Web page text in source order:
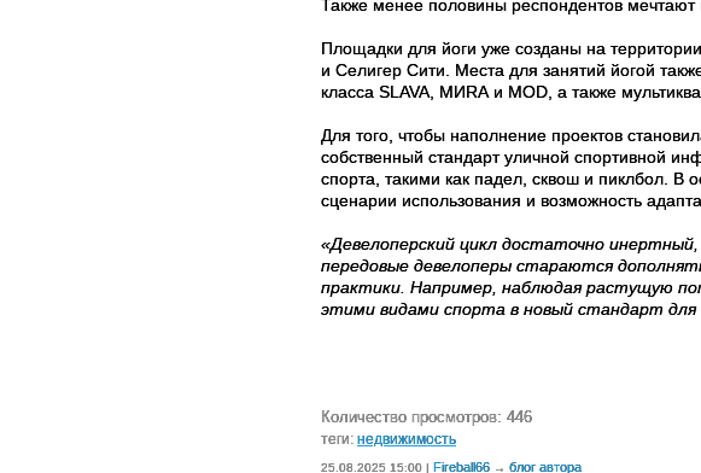
Также менее половины респондентов
Площадки для йоги уже созданы на
и Селигер Сити. Места для занятий йогой
класса SLAVA, МИRА и MOD, а также
Для того, чтобы наполнение проектов
собственный стандарт уличной спортивной
спорта, такими как падел, сквош и пиклбол. В
сценарии использования и возможность
«Девелоперский цикл достаточно
передовые девелоперы стараются
практики. Например, наблюдая растущую
этими видами спорта в новый стандарт
Количество просмотров: 446
теги: недвижимость
25.08.2025 15:00 | Fireball66 → блог автора